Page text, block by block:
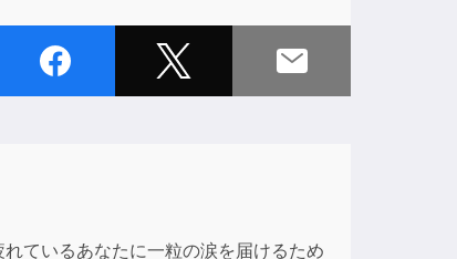
ているあなたに一粒の涙を届けるため